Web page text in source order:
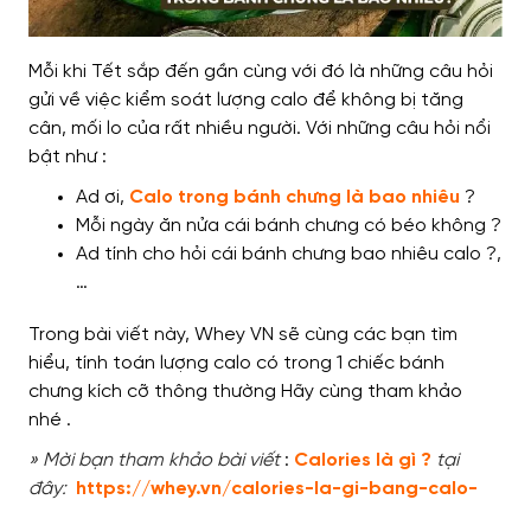
Mỗi khi Tết sắp đến gần cùng với đó là những câu hỏi
gửi về việc kiểm soát lượng calo để không bị tăng
cân, mối lo của rất nhiều người. Với những câu hỏi nổi
bật như:
Ad ơi, Calo trong bánh chưng là bao nhiêu ?
Mỗi ngày ăn nửa cái bánh chưng có béo không ?
Ad tính cho hỏi cái bánh chưng bao nhiêu calo ?,
…
Trong bài viết này, Whey VN sẽ cùng các bạn tìm
hiểu, tính toán lượng calo có trong 1 chiếc bánh
chưng kích cỡ thông thường Hãy cùng tham khảo
nhé .
» Mời bạn tham khảo bài viết: Calories là gì ? tại
đây: https://whey.vn/calories-la-gi-bang-calo-